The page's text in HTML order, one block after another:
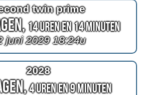
twin prime
14 Uren en 14 Minuten
juni 2029 18:24u
2028
4 Uren en 9 Minuten